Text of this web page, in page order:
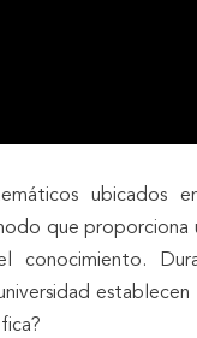
ubicados
que proporciona
conocimiento.